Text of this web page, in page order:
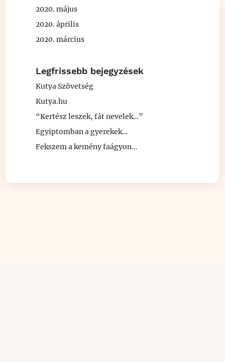
2020. május
2020. április
2020. március
Legfrissebb bejegyzések
Kutya Szövetség
Kutya.hu
“Kertész leszek, fát nevelek…”
Egyiptomban a gyerekek…
Fekszem a kemény faágyon…